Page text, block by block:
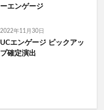
ーエンゲージ
2022年11月30日
UCエンゲージ ピックアッ
プ確定演出